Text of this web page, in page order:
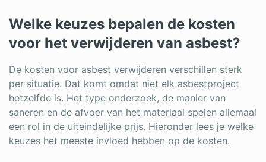
Welke keuzes bepalen de kosten
voor het verwijderen van asbest?
De kosten voor asbest verwijderen verschillen sterk
per situatie. Dat komt omdat niet elk asbestproject
hetzelfde is. Het type onderzoek, de manier van
saneren en de afvoer van het materiaal spelen allemaal
een rol in de uiteindelijke prijs. Hieronder lees je welke
keuzes het meeste invloed hebben op de kosten.